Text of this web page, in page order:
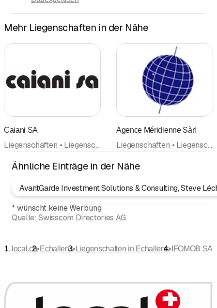
Mehr Liegenschaften in der Nähe
Caiani SA
Liegenschaften • Liegenschaftsverwaltung • Bauunternehmen • Bauunternehmung • Hochbau Tiefbau • Maurerarbeiten
Agence Méridienne Sàrl
Liegenschaften • Liegenschaftsverwaltung • Immobilienverwaltung • Immobilien • Vermietung • Makler
Ähnliche Einträge in der Nähe
AvantGarde Investment Solutions & Consulting, Steve
* wünscht keine Werbung
Quelle: Swisscom Directories AG
local.ch•Echallens• Liegenschaften in Echallens• IFOMOB SA